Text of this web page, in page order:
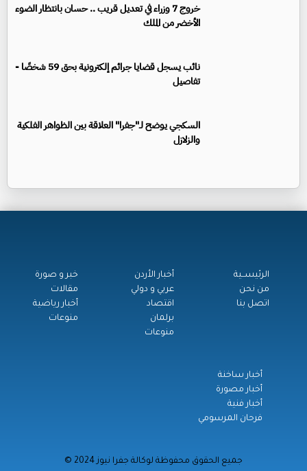
خروج 7 وزراء في تعديل قريب .. حسان بانتظار الضوء
الأخضر من الملك
نائب يسجل قضايا جرائم إلكترونية بحق 59 شخصًا -
تفاصيل
السكجي يوضح لـ"جفرا" العلاقة بين الظواهر الفلكية
والزلازل
الرئيســية
من نحن
اتصل بنا
أخبار الأردن
عربي و دولي
اقتصاد
برلمان
منوعات
خبر و صورة
مقالات
أخبار رياضية
منوعات
أخبار ساخنة
أخبار مصورة
أخبار فنية
فرحان المرسومي
© جميع الحقوق محفوظة لوكالة جفرا نيوز 2024